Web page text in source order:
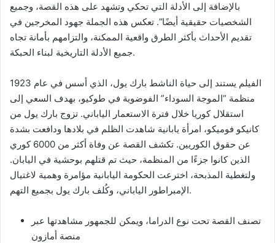
بالإضافة إلى الأدلة التي تحكي وتشهد على هذه القصة، وجميع
الشخصيات حقيقية أيضًا”. تعكس هذه الجملة جهود المخرجين في
تقديم الأحداث بأكثر الطرق واقعية الممكنة، والتزامهم بأمانة تجاه
جميع الأدلة التاريخية لبناء الحبكة.
الفيلم يستند إلى حياة الناشط بارك يول، الذي أسس في عام 1923
منظمة “الموجة السوداء” الفوضوية في طوكيو، بهدف السعي إلى
استقلال كوريا خلال فترة الاستعمار الياباني. تزوج بارك يول من
كانيكو فوميكو، امرأة يابانية شاهدت الظلم في بلادها ودافعت بشدة
عن حقوق الكوريين. تكشف القصة عن وفاة أكثر من 6000 كوري
الذين كانوا جزءًا من المنظمة، حيث تم قتلهم بوحشية في اليابان.
ولتغطية المذبحة، اخترعت الحكومة اليابانية مؤامرة وهمية لاغتيال
الإمبراطور الياباني، وكُلف بارك يول بجميع التهم.
تصنف القصة تحت نوع الدراما، ويمكن للجمهور مشاهدتها عبر
منصة أمازون